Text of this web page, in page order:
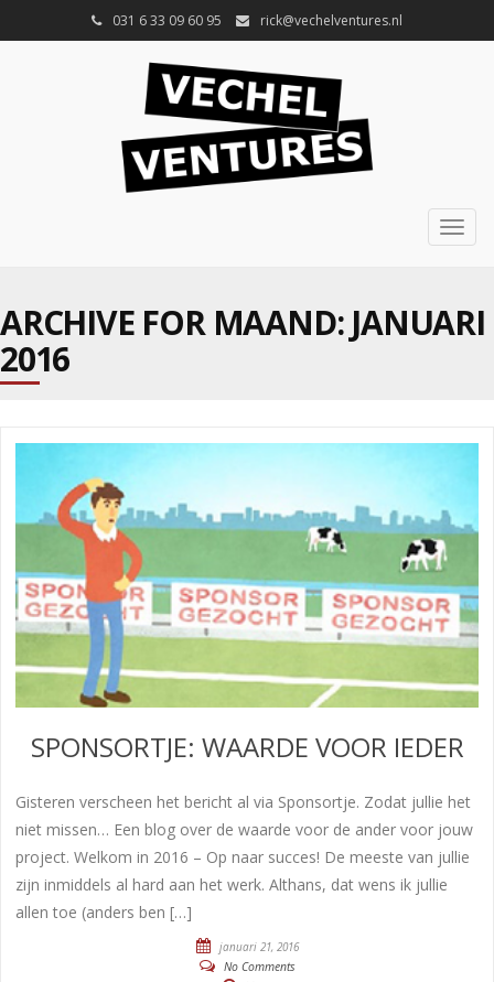
031 6 33 09 60 95 rick@vechelventures.nl
ARCHIVE FOR MAAND:JANUARI
2016
SPONSORTJE: WAARDE VOOR IEDER
Gisteren verscheen het bericht al via Sponsortje. Zodat jullie het
niet missen… Een blog over de waarde voor de ander voor jouw
project. Welkom in 2016 – Op naar succes! De meeste van jullie
zijn inmiddels al hard aan het werk. Althans, dat wens ik jullie
allen toe (anders ben […]
januari 21, 2016
No Comments